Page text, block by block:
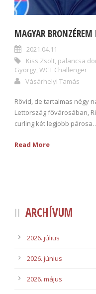
MAGYAR BRONZÉREM
2021.04.11
Kiss Zsolt, palancsa
György, WCT Challenger
Vásárhelyi Tamás
Rövid, de tartalmas négy
Lettország fővárosában,
curling két legjobb párosa.
Read More
ARCHÍVUM
2026. július
2026. június
2026. május